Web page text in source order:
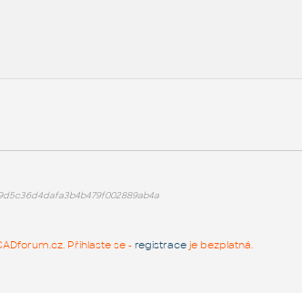
Přihlaste se - registraceje bezplatná.